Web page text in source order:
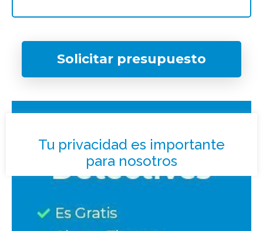
Solicitar presupuesto
¿Qué tipo de caso quieres investigar?